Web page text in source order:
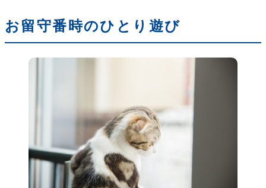
お留守番時のひとり遊び